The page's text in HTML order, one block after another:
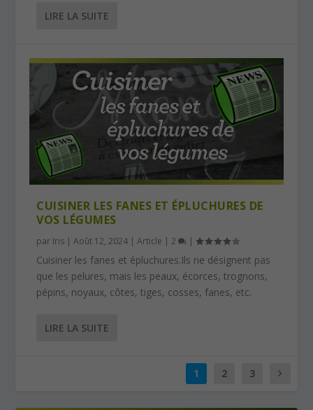
LIRE LA SUITE
CUISINER LES FANES ET ÉPLUCHURES DE
VOS LÉGUMES
par Iris |Août 12, 2024 |Article |2 |
Cuisiner les fanes et épluchures.Ils ne désignent pas
que les pelures, mais les peaux, écorces, trognons,
pépins, noyaux, côtes, tiges, cosses, fanes, etc.
LIRE LA SUITE
1 2 3